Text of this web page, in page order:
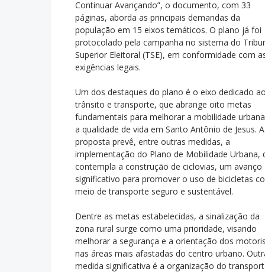
Continuar Avançando”, o documento, com 33
páginas, aborda as principais demandas da
população em 15 eixos temáticos. O plano já foi
protocolado pela campanha no sistema do
Superior Eleitoral (TSE), em conformidade com
exigências legais.
Um dos destaques do plano é o eixo dedicado ao
trânsito e transporte, que abrange oito metas
fundamentais para melhorar a mobilidade
a qualidade de vida em Santo Antônio de Jesus. A
proposta prevê, entre outras medidas, a
implementação do Plano de Mobilidade Urbana,
contempla a construção de ciclovias, um avanço
significativo para promover o uso de bicicletas
meio de transporte seguro e sustentável.
Dentre as metas estabelecidas, a sinalização da
zona rural surge como uma prioridade, visando
melhorar a segurança e a orientação dos
nas áreas mais afastadas do centro urbano.
medida significativa é a organização do